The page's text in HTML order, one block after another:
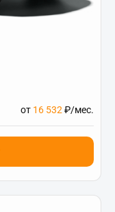
от 16 532₽/мес.